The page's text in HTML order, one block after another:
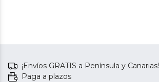
¡Envíos GRATIS a Península y Canarias!
Paga a plazos